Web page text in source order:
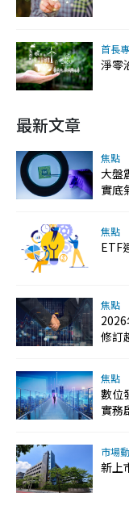
首長
淨零
最新文章
焦點
大盤震盪
實底
焦點
ETF
焦點
修訂
焦點
數位
實務
市場
新上